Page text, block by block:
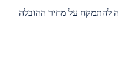
להתמקח על מחיר ההובלה